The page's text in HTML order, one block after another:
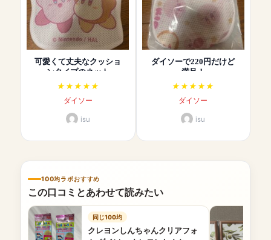
可愛くて丈夫なクッショ
ンタイプのネット
ダイソー
isu
ダイソーで220円だけど
満足！
ダイソー
isu
100均ラボおすすめ
この口コミとあわせて読みたい
同じ100均
クレヨンしんちゃんクリアフォ